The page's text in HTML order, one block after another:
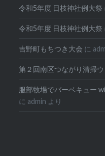
令和5年度 日枝神社例大祭
令和5年度 日枝神社例大祭
吉野町もちつき大会 に
第２回南区つながり清掃ウ
服部牧場でバーベキュー
に admin より